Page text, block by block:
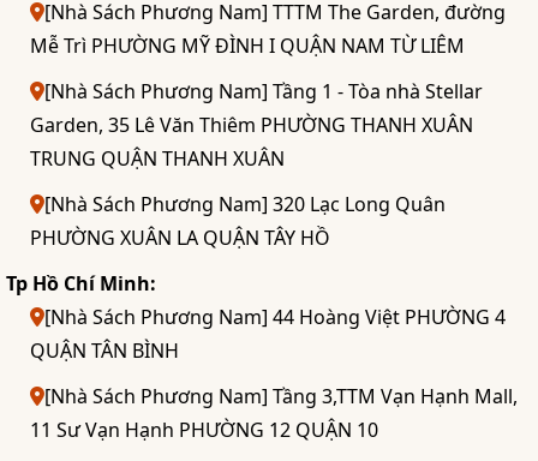
[Nhà Sách Phương Nam] TTTM The Garden, đường
Mễ Trì PHƯỜNG MỸ ĐÌNH I QUẬN NAM TỪ LIÊM
[Nhà Sách Phương Nam] Tầng 1 - Tòa nhà Stellar
Garden, 35 Lê Văn Thiêm PHƯỜNG THANH XUÂN
TRUNG QUẬN THANH XUÂN
[Nhà Sách Phương Nam] 320 Lạc Long Quân
PHƯỜNG XUÂN LA QUẬN TÂY HỒ
Tp Hồ Chí Minh:
[Nhà Sách Phương Nam] 44 Hoàng Việt PHƯỜNG 4
QUẬN TÂN BÌNH
[Nhà Sách Phương Nam] Tầng 3,TTM Vạn Hạnh Mall,
11 Sư Vạn Hạnh PHƯỜNG 12 QUẬN 10